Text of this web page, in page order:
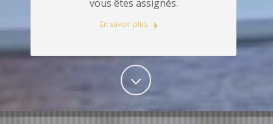
vous êtes assignés.
En savoir plus